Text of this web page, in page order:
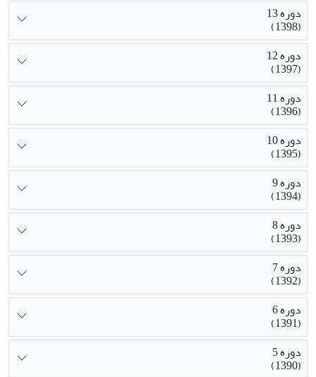
دوره 13
(1398)
دوره 12
(1397)
دوره 11
(1396)
دوره 10
(1395)
دوره 9
(1394)
دوره 8
(1393)
دوره 7
(1392)
دوره 6
(1391)
دوره 5
(1390)